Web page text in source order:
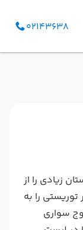
02143638
زیادی را از
را به
سواری